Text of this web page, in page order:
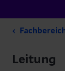
Leitung